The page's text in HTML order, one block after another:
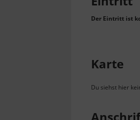
Der Eintritt ist
Karte
Du siehst hier